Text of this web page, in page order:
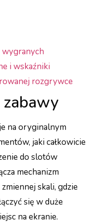
wygranych
i wskaźniki
rozgrywce
zabawy
na oryginalnym
jaki całkowicie
do slotów
mechanizm
skali, gdzie
się w duże
na ekranie.